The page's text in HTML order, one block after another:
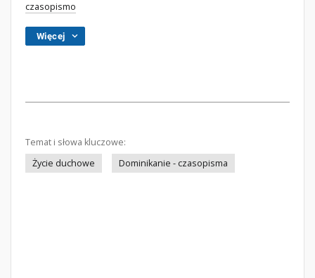
czasopismo
Więcej
Temat i słowa kluczowe:
Życie duchowe
Dominikanie - czasopisma